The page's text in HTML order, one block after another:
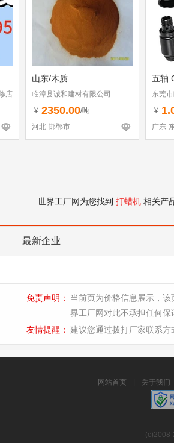
店
山东/木质
临漳县诚和建材有限公司
￥ 2350.00/吨
河北-邯郸市
五轴
东莞
￥
广东-
世界工厂网为您找到 打蜡机 相关产
最新企业
免责声明：
当前页为价格信息展示，
界工厂网对此不承担任何保
友情提醒： 建议您通过拨打厂家联系
网站首页 关于我们